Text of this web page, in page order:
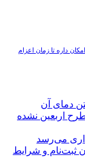
امکان داره تا زمان اعزام
دمای آن
طرح اربعین نشده
می‌رسد
ثبت‌نام و شرایط